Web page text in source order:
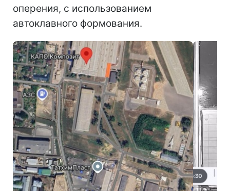
оперения, с использованием
автоклавного формования.